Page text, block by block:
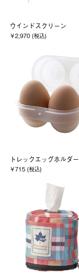
ウインドスクリーン
￥2,970 (税込)
トレックエッグホルダー
￥715 (税込)